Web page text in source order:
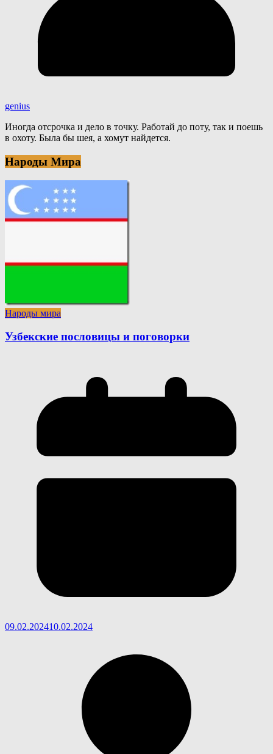
genius
Иногда отсрочка и дело в точку. Работай до поту, так и поешь
в охоту. Была бы шея, а хомут найдется.
Народы Мира
Народы мира
Узбекские пословицы и поговорки
09.02.202410.02.2024